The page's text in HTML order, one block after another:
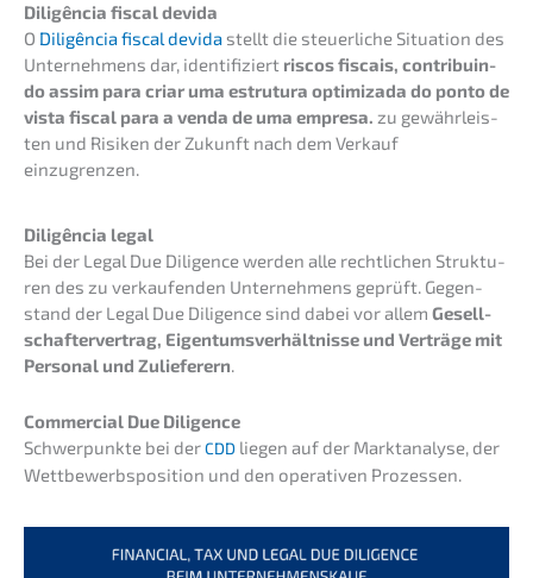
Diligên­cia fiscal devida
O Diligên­cia fiscal devidastellt die steuer­li­che Situa­ti­on des
Unter­neh­mens dar, identi­fi­ziert riscos fiscais, contri­buin­
do assim para criar uma estru­tu­ra optimizada do ponto de
vista fiscal para a venda de uma empre­sa. zu gewähr­leis­
ten und Risiken der Zukunft nach dem Verkauf
einzugrenzen.
Diligên­cia legal
Bei der Legal Due Diligence werden alle recht­li­chen Struk­tu­
ren des zu verkau­fen­den Unter­neh­mens geprüft. Gegen­
stand der Legal Due Diligence sind dabei vor allem Gesell­
schaf­ter­ver­trag, Eigen­tums­ver­hält­nis­se und Verträ­ge mit
Perso­nal und Zulie­fe­rern.
Commer­cial Due Diligence
Schwer­punk­te bei derCDD liegen auf der Markt­ana­ly­se, der
Wettbe­werbs­po­si­ti­on und den opera­ti­ven Prozessen.